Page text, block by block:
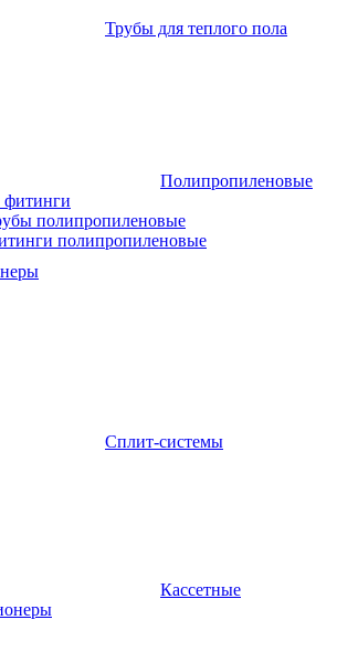
Трубы для теплого пола
Полипропиленовые
фитинги
полипропиленовые
полипропиленовые
Сплит-системы
Кассетные